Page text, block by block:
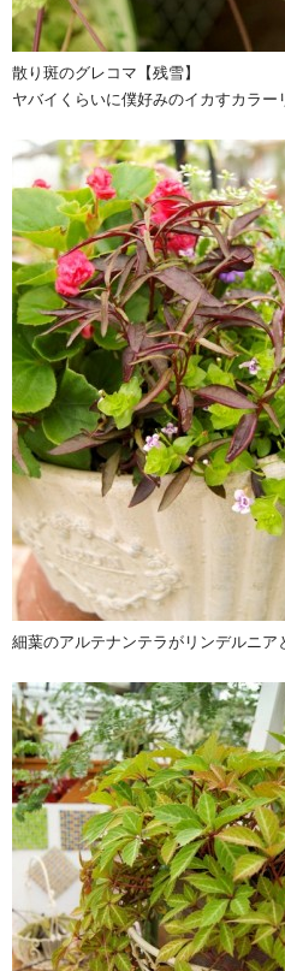
散り斑のグレコマ【残雪】
ヤバイくらいに僕好みのイカすカラ
細葉のアルテナンテラがリンデルニア